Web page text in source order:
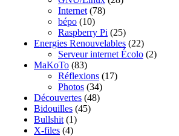
Internet (78)
bépo (10)
Raspberry Pi (25)
Energies Renouvelables (22)
Serveur internet Écolo (2)
MaKoTo (83)
Réflexions (17)
Photos (34)
Découvertes (48)
Bidouilles (45)
Bullshit (1)
X-files (4)